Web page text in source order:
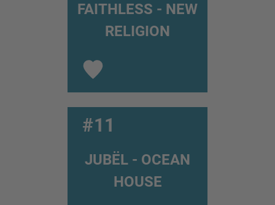
FAITHLESS - NEW
RELIGION
#11
JUBËL - OCEAN
HOUSE